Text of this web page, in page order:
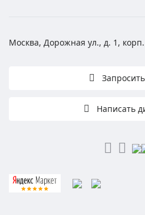
Москва, Дорожная ул., д. 1,
Написать